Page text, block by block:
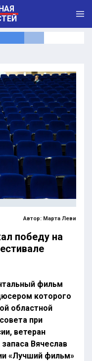
Автор: Марта Леви
победу на
фильм
которого
областной
при
ветеран
Вячеслав
«Лучший фильм»